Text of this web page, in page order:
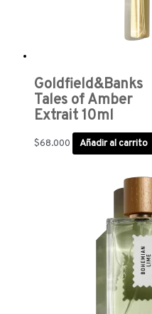
Goldfield&Banks
Tales of Amber
Extrait 10ml
$68.000 Añadir al carrito